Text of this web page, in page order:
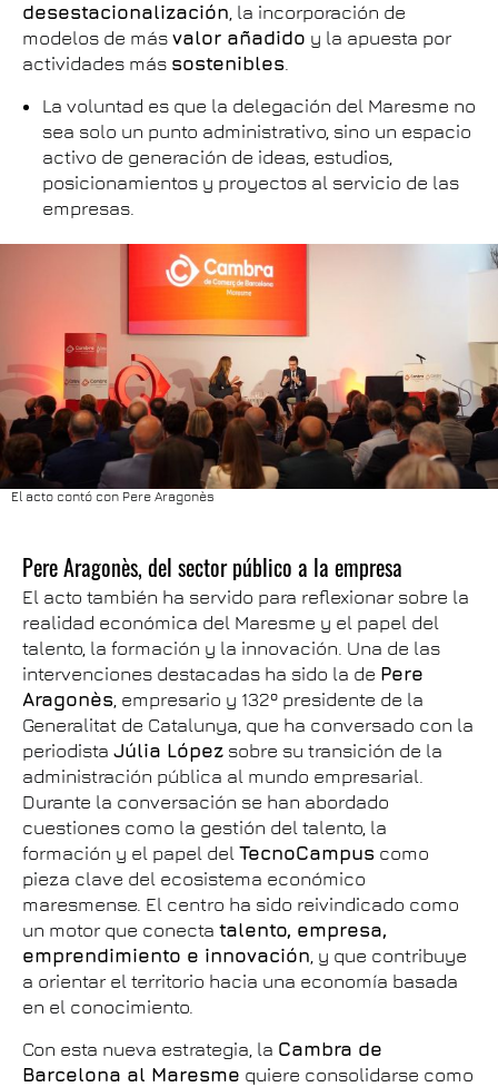
desestacionalización, la incorporación de
modelos de más valor añadido y la apuesta por
actividades más sostenibles.
La voluntad es que la delegación del Maresme no
sea solo un punto administrativo, sino un espacio
activo de generación de ideas, estudios,
posicionamientos y proyectos al servicio de las
empresas.
El acto contó con Pere Aragonès
Pere Aragonès, del sector público a la empresa
El acto también ha servido para reflexionar sobre la
realidad económica del Maresme y el papel del
talento, la formación y la innovación. Una de las
intervenciones destacadas ha sido la de Pere
Aragonès , empresario y 132º presidente de la
Generalitat de Catalunya, que ha conversado con la
periodista Júlia López sobre su transición de la
administración pública al mundo empresarial.
Durante la conversación se han abordado
cuestiones como la gestión del talento, la
formación y el papel del TecnoCampus como
pieza clave del ecosistema económico
maresmense. El centro ha sido reivindicado como
un motor que conecta talento, empresa,
emprendimiento e innovación , y que contribuye
a orientar el territorio hacia una economía basada
en el conocimiento.
Con esta nueva estrategia, la Cambra de
Barcelona al Maresme quiere consolidarse como